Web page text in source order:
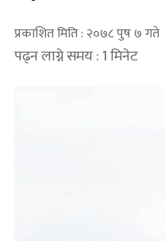
प्रकाशित मिति : २०७८ पुष ७ गते
पढ्न लाग्ने समय : 1 मिनेट